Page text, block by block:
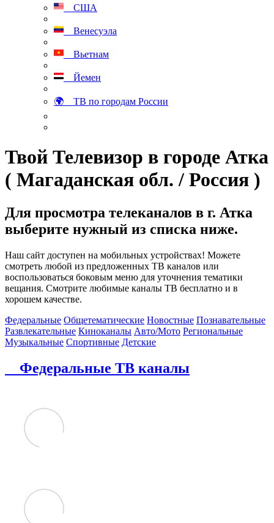
США
Венесуэла
Вьетнам
Йемен
🌍 ТВ по городам России
Твой Телевизор в городе Атка
( Магаданская обл. / Россия )
Для просмотра телеканалов в г. Атка
выберите нужный из списка ниже.
Наш сайт доступен на мобильных устройствах! Можете
смотреть любой из предложенных ТВ каналов или
воспользоваться боковым меню для уточнения тематики
вещания. Смотрите любимые каналы ТВ бесплатно и в
хорошем качестве.
Федеральные Общетематические Новостные Познавательные
Развлекательные Киноканалы Авто/Мото Региональные
Музыкальные Спортивные Детские
Федеральные ТВ каналы